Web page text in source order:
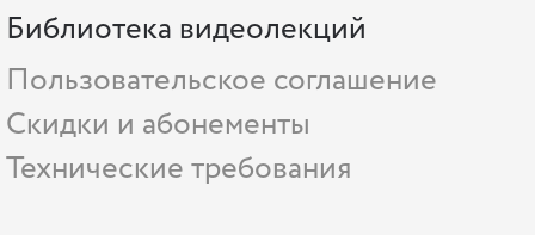
Библиотека видеолекций
Пользовательское соглашение
Скидки и абонементы
Технические требования